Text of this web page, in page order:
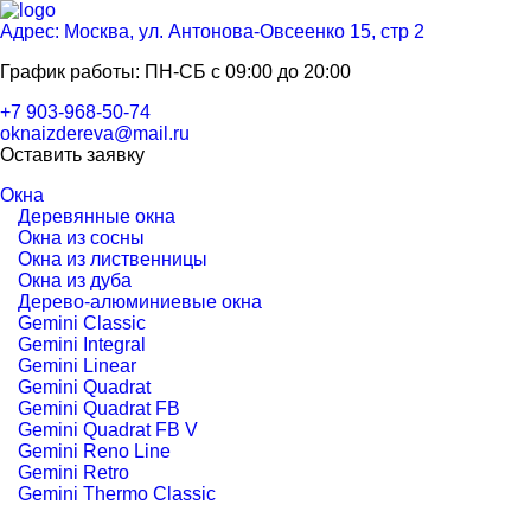
Адрес: Москва, ул. Антонова-Овсеенко 15, стр 2
График работы: ПН-СБ с 09:00 до 20:00
+7 903-968-50-74
oknaizdereva@mail.ru
Оставить заявку
Окна
Деревянные окна
Окна из сосны
Окна из лиственницы
Окна из дуба
Дерево-алюминиевые окна
Gemini Classic
Gemini Integral
Gemini Linear
Gemini Quadrat
Gemini Quadrat FB
Gemini Quadrat FB V
Gemini Reno Line
Gemini Retro
Gemini Thermo Classic